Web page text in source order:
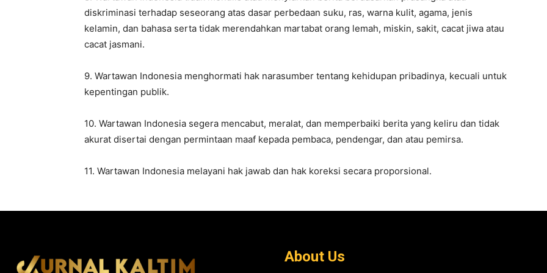
diskriminasi terhadap seseorang atas dasar perbedaan suku, ras, warna kulit, agama, jenis
kelamin, dan bahasa serta tidak merendahkan martabat orang lemah, miskin, sakit, cacat jiwa atau
cacat jasmani.
9. Wartawan Indonesia menghormati hak narasumber tentang kehidupan pribadinya, kecuali untuk
kepentingan publik.
10. Wartawan Indonesia segera mencabut, meralat, dan memperbaiki berita yang keliru dan tidak
akurat disertai dengan permintaan maaf kepada pembaca, pendengar, dan atau pemirsa.
11. Wartawan Indonesia melayani hak jawab dan hak koreksi secara proporsional.
About Us